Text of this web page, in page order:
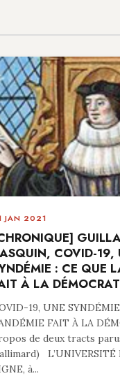
JAN 2021
COVID-19,
: CE QUE
À LA
19, UNE
FAIT À LA
de deux tracts
L’UNIVERSITÉ
à...